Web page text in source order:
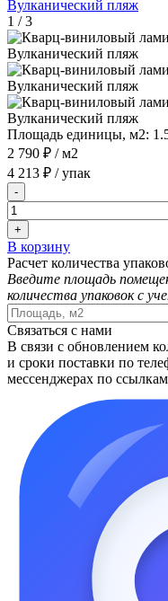
1 /3
Площадь единицы, м2:
2 790 ₽ / м2
4 213 ₽ / упак
-
+
В корзину
Расчет количества
Введите площадь
количества упаковок с
Связаться с нами
В связи с обновлением
и сроки поставки по
мессенджерах по